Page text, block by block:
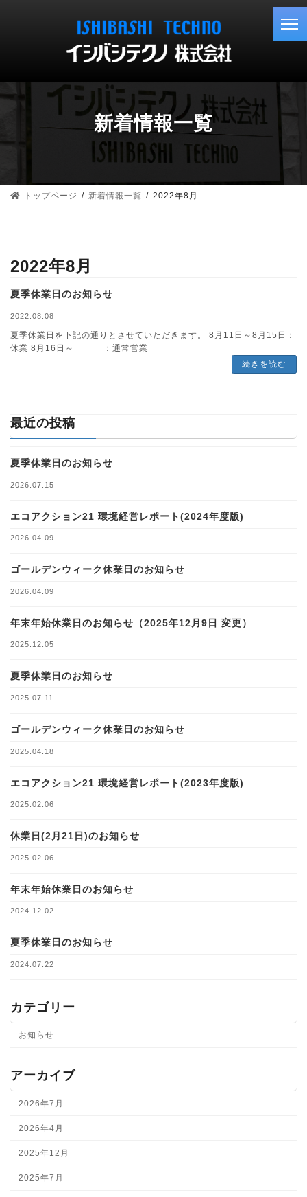
ス
ン
新着情報一覧
トップページ 新着情報一覧 2022年8月
2022年8月
夏季休業日のお知らせ
2022.08.08
夏季休業日を下記の通りとさせていただきます。 8月11日～8月15日：
休業 8月16日～ ：通常営業
続きを読む
最近の投稿
夏季休業日のお知らせ
2026.07.15
エコアクション21 環境経営レポート(2024年度版)
2026.04.09
ゴールデンウィーク休業日のお知らせ
2026.04.09
年末年始休業日のお知らせ（2025年12月9日 変更）
2025.12.05
夏季休業日のお知らせ
2025.07.11
ゴールデンウィーク休業日のお知らせ
2025.04.18
エコアクション21 環境経営レポート(2023年度版)
2025.02.06
休業日(2月21日)のお知らせ
2025.02.06
年末年始休業日のお知らせ
2024.12.02
夏季休業日のお知らせ
2024.07.22
カテゴリー
お知らせ
アーカイブ
2026年7月
2026年4月
2025年12月
2025年7月